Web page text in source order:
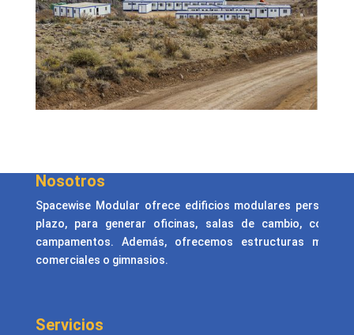
Nosotros
Spacewise Modular ofrece edificios modulares
plazo, para generar oficinas, salas de cambio,
campamentos. Además, ofrecemos estructuras
comerciales o gimnasios.
Servicios